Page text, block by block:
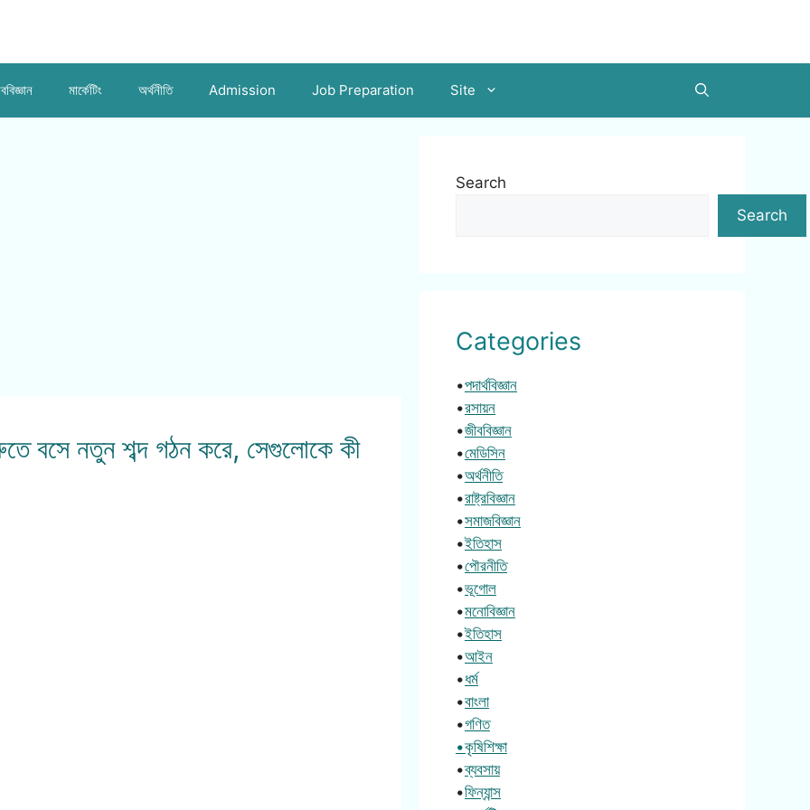
মার্কেটিং অর্থনীতি Admission Job Preparation Site
বসে নতুন শব্দ গঠন করে, সেগুলোকে কী
Search
Search
Categories
•পদার্থবিজ্ঞান
•রসায়ন
•জীববিজ্ঞান
•মেডিসিন
•অর্থনীতি
•রাষ্ট্রবিজ্ঞান
•সমাজবিজ্ঞান
•ইতিহাস
•পৌরনীতি
•ভূগোল
•মনোবিজ্ঞান
•ইতিহাস
•আইন
•ধর্ম
•বাংলা
•গণিত
•কৃষিশিক্ষা
•ব্যবসায়
•ফিন্যান্স